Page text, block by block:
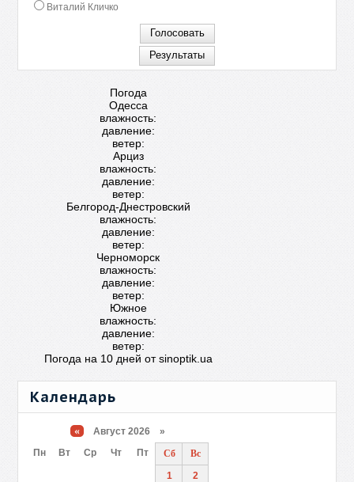
Виталий Кличко
Погода
Одесса
влажность:
давление:
ветер:
Арциз
влажность:
давление:
ветер:
Белгород-Днестровский
влажность:
давление:
ветер:
Черноморск
влажность:
давление:
ветер:
Южное
влажность:
давление:
ветер:
Погода на 10 дней отsinoptik.ua
Календарь
« Август 2026 »
Пн
Вт Ср Чт Пт Сб
Вс
1
2